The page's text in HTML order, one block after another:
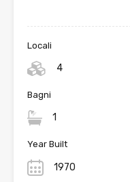
Locali
4
Bagni
1
Year Built
1970